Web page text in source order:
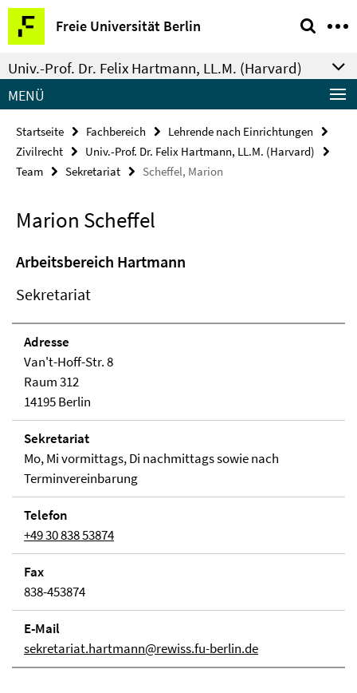
Springe
direkt
zu
Inhalt
Freie Universität Berlin
Service-
Navigation
Univ.-Prof. Dr. Felix Hartmann, LL.M. (Harvard)
MENÜ
Startseite Fachbereich
Lehrende nach Einrichtungen
Zivilrecht
Univ.-Prof. Dr. Felix Hartmann, LL.M. (Harvard)
Team
Sekretariat Scheffel, Marion
Marion Scheffel
Arbeitsbereich Hartmann
Sekretariat
Adresse
Van't-Hoff-Str. 8
Raum 312
14195 Berlin
Sekretariat
Mo, Mi vormittags, Di nachmittags sowie nach
Terminvereinbarung
Telefon
+49 30 838 53874
Fax
838-453874
E-Mail
sekretariat.hartmann@rewiss.fu-berlin.de